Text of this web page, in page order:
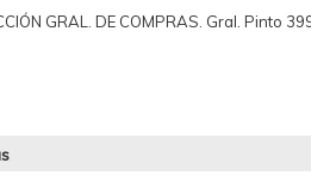
GRAL. DE COMPRAS. Gral. Pinto